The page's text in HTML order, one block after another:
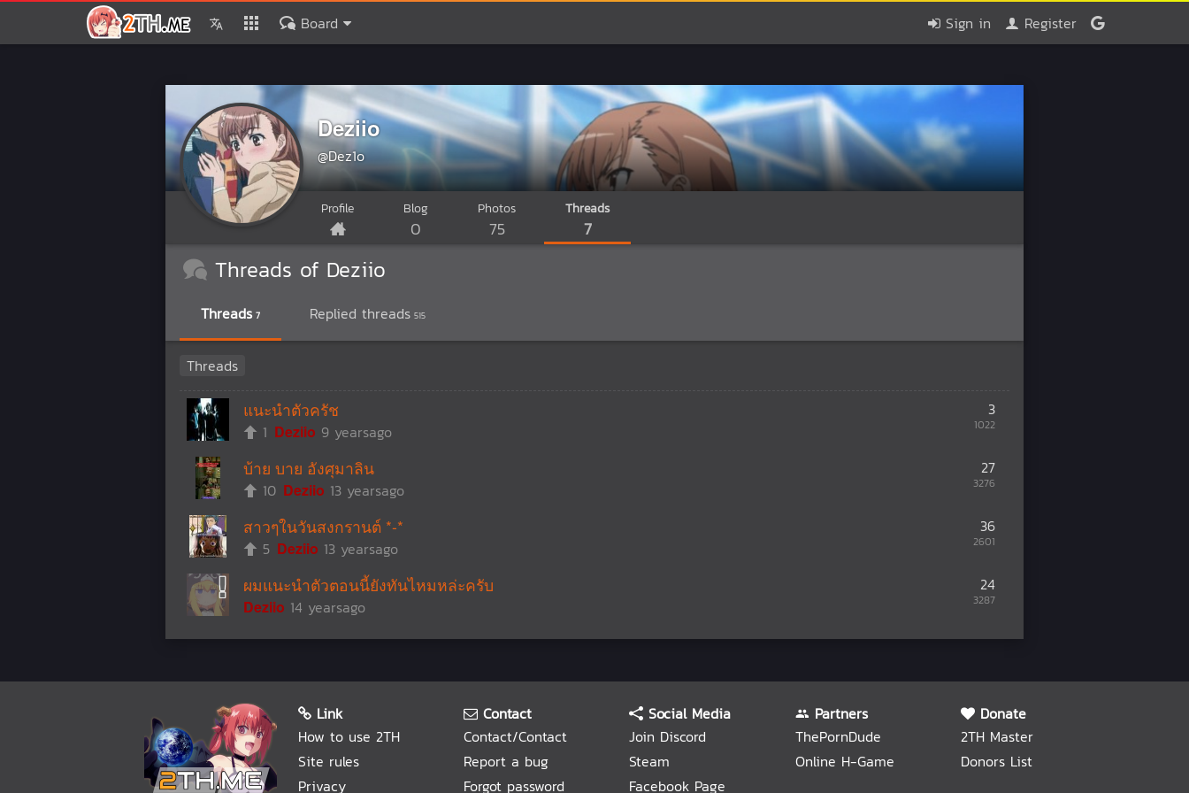
Sign in Register
Board
Deziio
@Dez1o
Profile Blog
0
Photos
75
Threads
7
Threads of Deziio
Threads 7 Replied threads 515
Threads
3
1022
แนะนำตัวครัช
1 Deziio 9 yearsago
27
3276
บ้าย บาย อังศุมาลิน
10 Deziio 13 yearsago
36
2601
สาวๆในวันสงกรานต์ *-*
5 Deziio 13 yearsago
24
3287
ผมแนะนำตัวตอนนี้ยังทันไหมหล่ะครับ
Deziio 14 yearsago
Link
How to use 2TH
Site rules
Privacy
Contact
Contact/Contact
Report a bug
Forgot password
Social Media
Join Discord
Steam
Facebook Page
Partners
ThePornDude
Online H-Game
Donate
2TH Master
Donors List